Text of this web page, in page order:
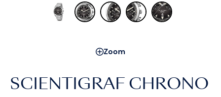
Zoom
SCIENTIGRAF CHRONO